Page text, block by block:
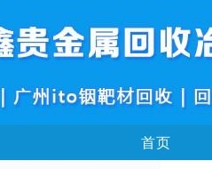
首页